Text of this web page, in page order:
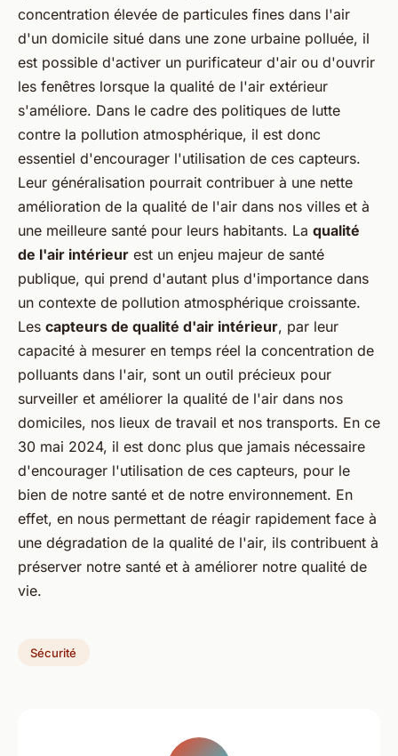
concentration élevée de particules fines dans l'air
d'un domicile situé dans une zone urbaine polluée, il
est possible d'activer un purificateur d'air ou d'ouvrir
les fenêtres lorsque la qualité de l'air extérieur
s'améliore. Dans le cadre des politiques de lutte
contre la pollution atmosphérique, il est donc
essentiel d'encourager l'utilisation de ces capteurs.
Leur généralisation pourrait contribuer à une nette
amélioration de la qualité de l'air dans nos villes et à
une meilleure santé pour leurs habitants. La qualité
de l'air intérieur est un enjeu majeur de santé
publique, qui prend d'autant plus d'importance dans
un contexte de pollution atmosphérique croissante.
Les capteurs de qualité d'air intérieur, par leur
capacité à mesurer en temps réel la concentration de
polluants dans l'air, sont un outil précieux pour
surveiller et améliorer la qualité de l'air dans nos
domiciles, nos lieux de travail et nos transports. En ce
30 mai 2024, il est donc plus que jamais nécessaire
d'encourager l'utilisation de ces capteurs, pour le
bien de notre santé et de notre environnement. En
effet, en nous permettant de réagir rapidement face à
une dégradation de la qualité de l'air, ils contribuent à
préserver notre santé et à améliorer notre qualité de
vie.
Sécurité